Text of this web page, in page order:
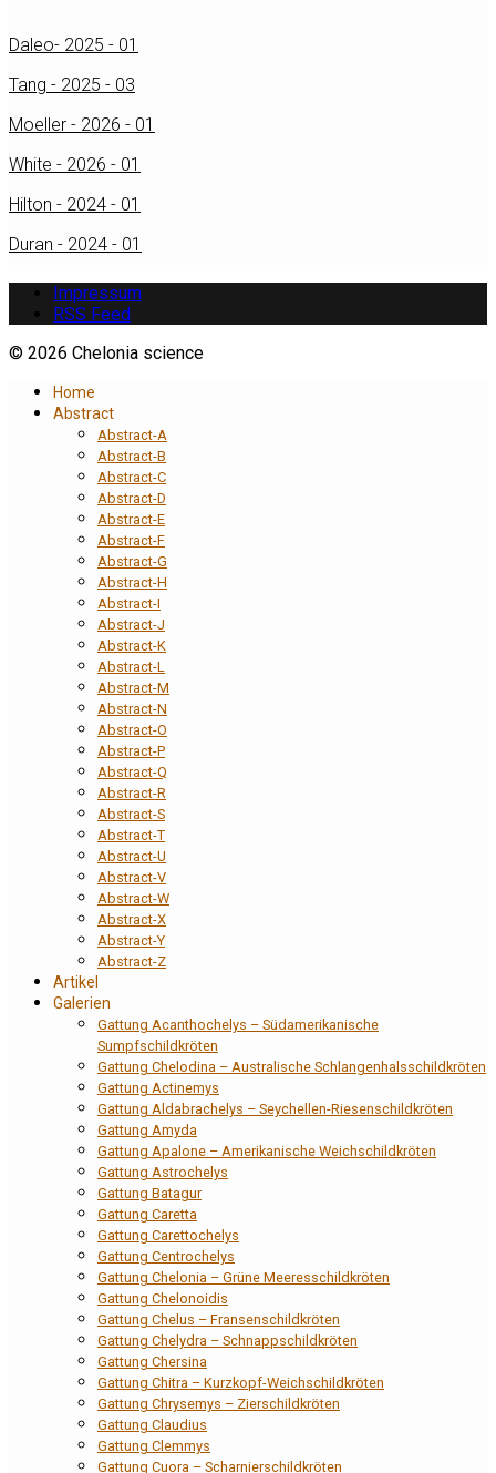
Daleo- 2025 - 01
Tang - 2025 - 03
Moeller - 2026 - 01
White - 2026 - 01
Hilton - 2024 - 01
Duran - 2024 - 01
Impressum
RSS Feed
© 2026 Chelonia science
Home
Abstract
Abstract-A
Abstract-B
Abstract-C
Abstract-D
Abstract-E
Abstract-F
Abstract-G
Abstract-H
Abstract-I
Abstract-J
Abstract-K
Abstract-L
Abstract-M
Abstract-N
Abstract-O
Abstract-P
Abstract-Q
Abstract-R
Abstract-S
Abstract-T
Abstract-U
Abstract-V
Abstract-W
Abstract-X
Abstract-Y
Abstract-Z
Artikel
Galerien
Gattung Acanthochelys – Südamerikanische
Sumpfschildkröten
Gattung Chelodina – Australische Schlangenhalsschildkröten
Gattung Actinemys
Gattung Aldabrachelys – Seychellen-Riesenschildkröten
Gattung Amyda
Gattung Apalone – Amerikanische Weichschildkröten
Gattung Astrochelys
Gattung Batagur
Gattung Caretta
Gattung Carettochelys
Gattung Centrochelys
Gattung Chelonia – Grüne Meeresschildkröten
Gattung Chelonoidis
Gattung Chelus – Fransenschildkröten
Gattung Chelydra – Schnappschildkröten
Gattung Chersina
Gattung Chitra – Kurzkopf-Weichschildkröten
Gattung Chrysemys – Zierschildkröten
Gattung Claudius
Gattung Clemmys
Gattung Cuora – Scharnierschildkröten